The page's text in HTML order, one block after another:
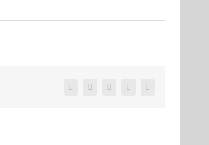
FacebookTwitter LinkedInPinterest